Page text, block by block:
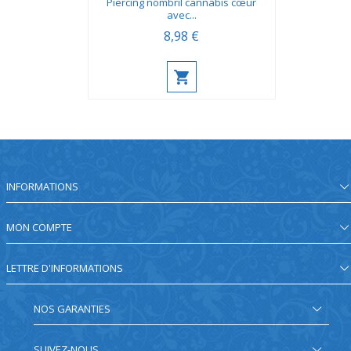
avec...
8,98 €
INFORMATIONS
MON COMPTE
LETTRE D'INFORMATIONS
NOS GARANTIES